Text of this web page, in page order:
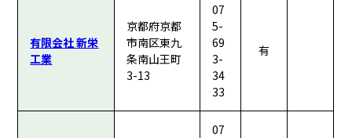
有限会社 新栄
工業
京都府京都
市南区東九
条南山王町
3-13
07
5-
69
3-
34
33
有
07